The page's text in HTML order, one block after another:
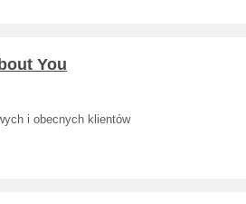
You
i obecnych klientów